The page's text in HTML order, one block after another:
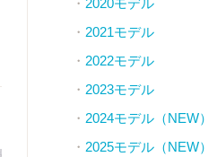
2020モデル
2021モデル
2022モデル
2023モデル
2024モデル（NEW）
2025モデル（NEW）